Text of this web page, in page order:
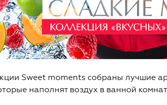
Sweet moments собраны лучшие
наполнят воздух в ванной